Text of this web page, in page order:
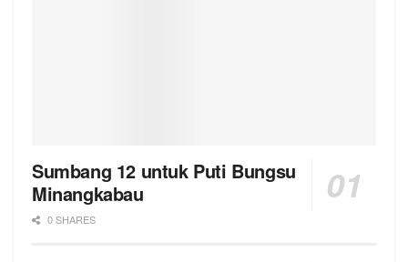
Sumbang 12 untuk Puti Bungsu
Minangkabau
0 SHARES